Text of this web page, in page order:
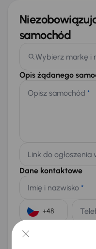
samochód
Wybierz markę i
Opis żądanego
Opisz samochód *
Link do
Dane kontaktowe
Imię i nazwisko *
E-mail